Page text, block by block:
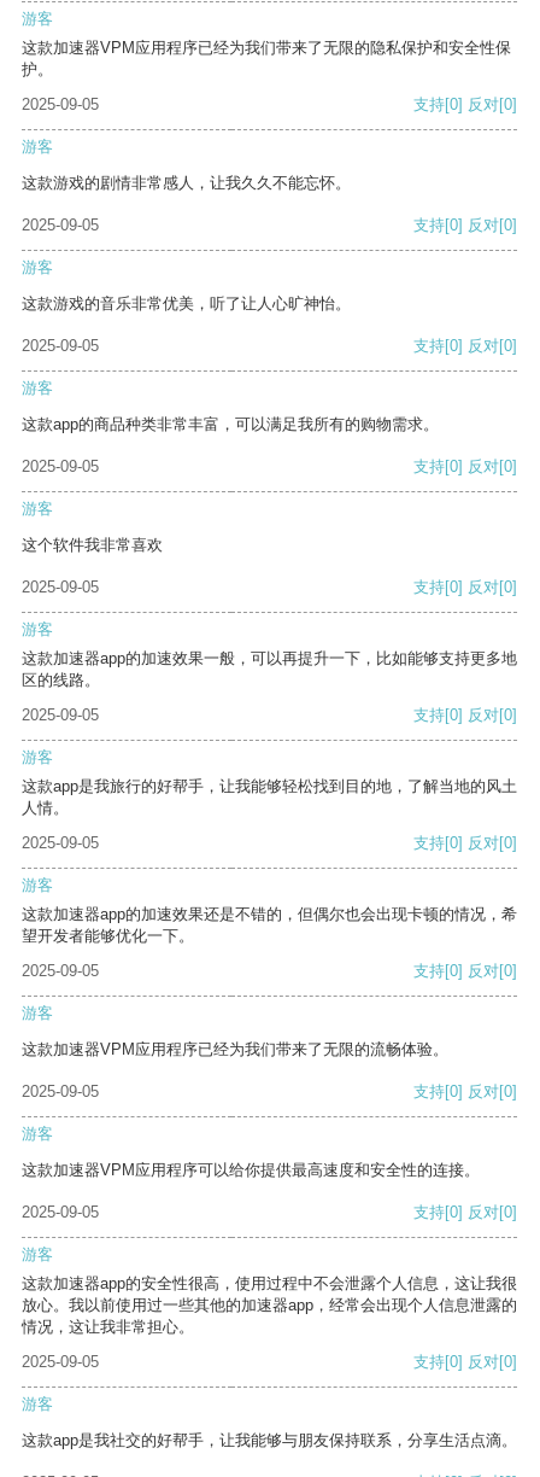
游客
这款加速器VPM应用程序已经为我们带来了无限的隐私保护和安全性保
护。
2025-09-05
支持[0] 反对[0]
游客
这款游戏的剧情非常感人，让我久久不能忘怀。
2025-09-05 支持[0] 反对[0]
游客
这款游戏的音乐非常优美，听了让人心旷神怡。
2025-09-05 支持[0] 反对[0]
游客
这款app的商品种类非常丰富，可以满足我所有的购物需求。
2025-09-05 支持[0] 反对[0]
游客
这个软件我非常喜欢
2025-09-05 支持[0] 反对[0]
游客
这款加速器app的加速效果一般，可以再提升一下，比如能够支持更多地
区的线路。
2025-09-05
支持[0] 反对[0]
游客
这款app是我旅行的好帮手，让我能够轻松找到目的地，了解当地的风土
人情。
2025-09-05
支持[0] 反对[0]
游客
这款加速器app的加速效果还是不错的，但偶尔也会出现卡顿的情况，希
望开发者能够优化一下。
2025-09-05
支持[0] 反对[0]
游客
这款加速器VPM应用程序已经为我们带来了无限的流畅体验。
2025-09-05 支持[0] 反对[0]
游客
这款加速器VPM应用程序可以给你提供最高速度和安全性的连接。
2025-09-05 支持[0] 反对[0]
游客
这款加速器app的安全性很高，使用过程中不会泄露个人信息，这让我很
放心。我以前使用过一些其他的加速器app，经常会出现个人信息泄露的
情况，这让我非常担心。
2025-09-05
支持[0] 反对[0]
游客
这款app是我社交的好帮手，让我能够与朋友保持联系，分享生活点滴。